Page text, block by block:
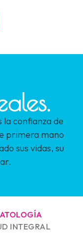
confianza de
primera mano
sus vidas, su
INTEGRAL